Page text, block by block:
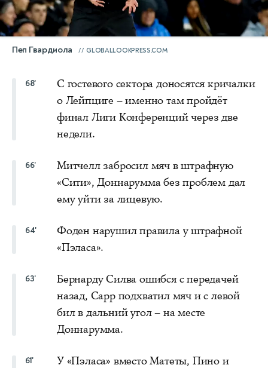
Пеп Гвардиола GLOBALLOOKPRESS.COM
68'
С гостевого сектора доносятся кричалки
о Лейпциге – именно там пройдёт
финал Лиги Конференций через две
недели.
66'
Митчелл забросил мяч в штрафную
«Сити», Доннарумма без проблем дал
ему уйти за лицевую.
64'
Фоден нарушил правила у штрафной
«Пэласа».
63'
Бернарду Силва ошибся с передачей
назад, Сарр подхватил мяч и с левой
бил в дальний угол – на месте
Доннарумма.
61'
У «Пэласа» вместо Матеты, Пино и